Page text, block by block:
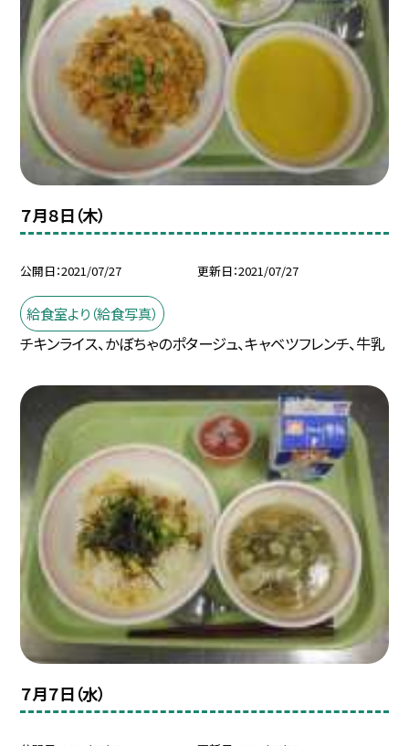
７月８日（木）
公開日 2021/07/27 更新日 2021/07/27
給食室より（給食写真）
チキンライス、かぼちゃのポタージュ、キャベツフレンチ、牛乳
７月７日（水）